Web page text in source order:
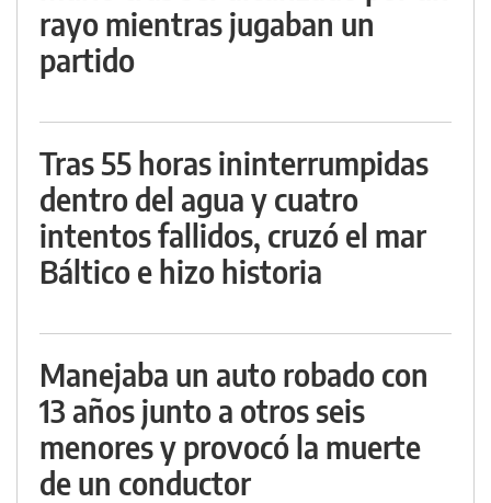
rayo mientras jugaban un
partido
Tras 55 horas ininterrumpidas
dentro del agua y cuatro
intentos fallidos, cruzó el mar
Báltico e hizo historia
Manejaba un auto robado con
13 años junto a otros seis
menores y provocó la muerte
de un conductor